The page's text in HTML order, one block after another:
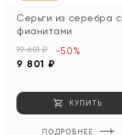
Серьги из серебра с
фианитами
19 601 ₽
9 801 ₽
-50%
КУПИТЬ
ПОДРОБНЕЕ